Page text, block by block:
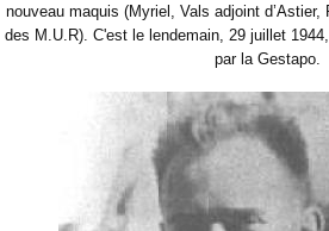
nouveau maquis (Myriel, Vals adjoint d’Astier,
des M.U.R). C'est le lendemain, 29 juillet
par la Gestapo.